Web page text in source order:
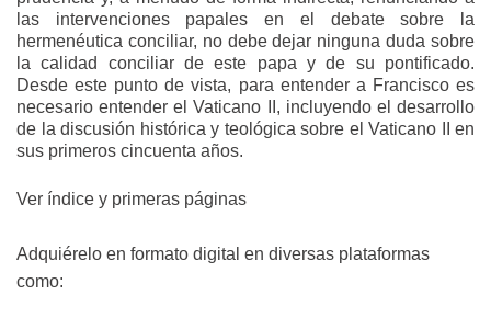
las intervenciones papales en el debate sobre la
hermenéutica conciliar, no debe dejar ninguna duda sobre
la calidad conciliar de este papa y de su pontificado.
Desde este punto de vista, para entender a Francisco es
necesario entender el Vaticano II, incluyendo el desarrollo
de la discusión histórica y teológica sobre el Vaticano II en
sus primeros cincuenta años.
Ver índice y primeras páginas
Adquiérelo en formato digital en diversas plataformas
como: